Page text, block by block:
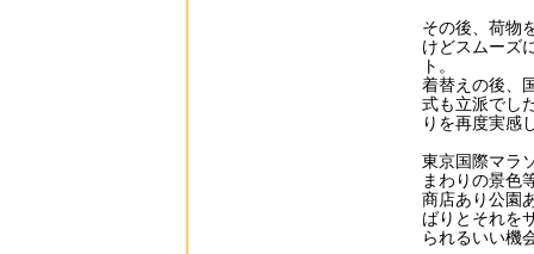
その後、荷物
けどスムーズ
ト。
着替えの後、
式も立派でし
りを再度実感
東京国際マラ
まわりの景色
商店あり公園
ばりとそれを
られるいい機